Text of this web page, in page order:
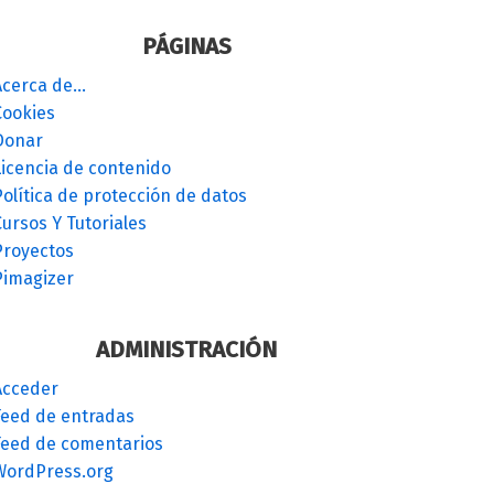
PÁGINAS
de…
de contenido
de protección de datos
Y Tutoriales
ADMINISTRACIÓN
de entradas
de comentarios